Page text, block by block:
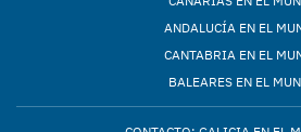
ANDALUCÍA EN EL
CANTABRIA EN EL
BALEARES EN EL